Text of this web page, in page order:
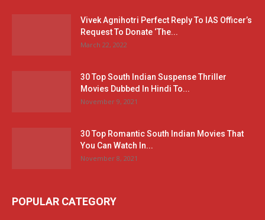
Vivek Agnihotri Perfect Reply To IAS Officer’s
Request To Donate ‘The...
March 22, 2022
30 Top South Indian Suspense Thriller
Movies Dubbed In Hindi To...
November 9, 2021
30 Top Romantic South Indian Movies That
You Can Watch In...
November 8, 2021
POPULAR CATEGORY